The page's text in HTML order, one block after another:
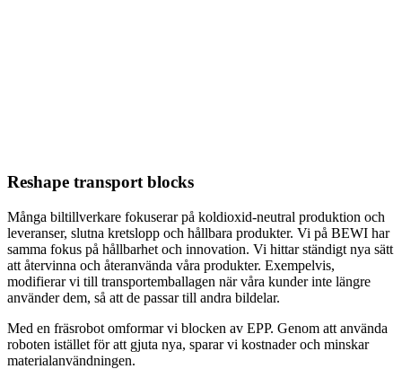
Reshape transport blocks
Många biltillverkare fokuserar på koldioxid-neutral produktion och
leveranser, slutna kretslopp och hållbara produkter. Vi på BEWI har
samma fokus på hållbarhet och innovation. Vi hittar ständigt nya sätt
att återvinna och återanvända våra produkter. Exempelvis,
modifierar vi till transportemballagen när våra kunder inte längre
använder dem, så att de passar till andra bildelar.
Med en fräsrobot omformar vi blocken av EPP. Genom att använda
roboten istället för att gjuta nya, sparar vi kostnader och minskar
materialanvändningen.